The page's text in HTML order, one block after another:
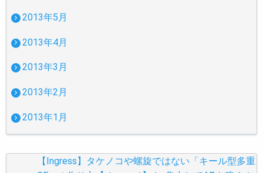
2013年5月
2013年4月
2013年3月
2013年2月
2013年1月
【Ingress】タケノコや螺旋ではない「キール型多重